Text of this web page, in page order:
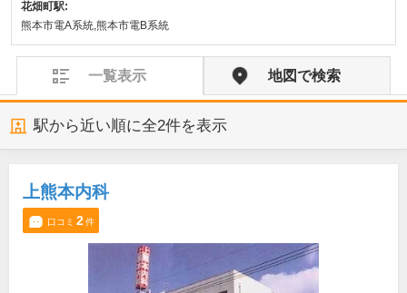
花畑町駅:
熊本市電A系統,熊本市電B系統
一覧表示 地図で検索
駅から近い順に全2件を表示
上熊本内科
口コミ 2件